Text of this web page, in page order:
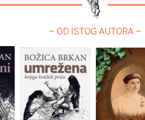
– OD ISTOG AUTORA –